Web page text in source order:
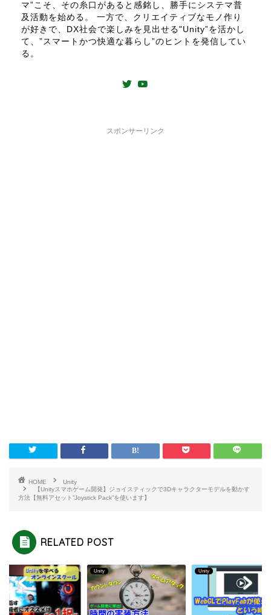
マ”こそ、その糸口があると感銘し、勝手にシステマ普
及活動を始める。 一方で、クリエイティブなモノ作り
が好きで、DX社会で楽しみを見出せる"Unity”を活かし
て、”スマートかつ快適な暮らし”のヒントを発信してい
る。
スポンサーリンク
HOME
Unity
【Unityスマホゲーム開発】ジョイスティックで3Dキャラクターモデルを動かす
方法【無料アセット”Joystick Pack”を使います】
RELATED POST
Unity Unity